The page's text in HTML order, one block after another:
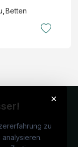
Betten
×
zu